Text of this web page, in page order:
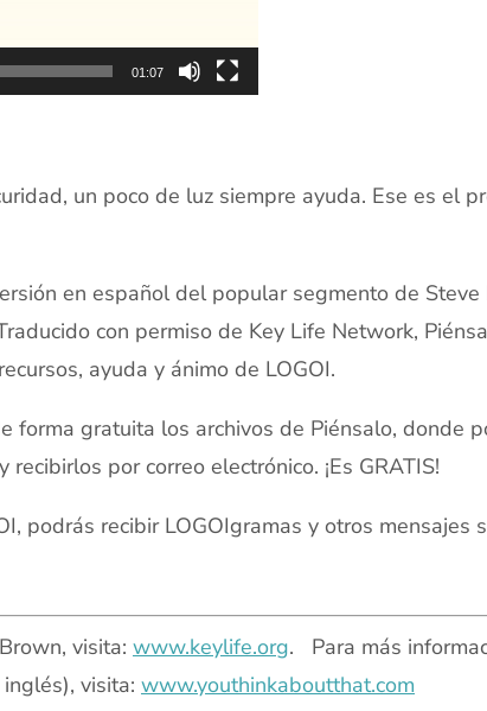
01:07
un poco de luz siempre ayuda. Ese es el
en español del popular segmento de Steve
con permiso de Key Life Network,
ayuda y ánimo de LOGOI.
forma gratuita los archivos de Piénsalo, donde
por correo electrónico. ¡Es GRATIS!
podrás recibir LOGOIgramas y otros mensajes
visita: www.keylife.org. Para más
visita: www.youthinkaboutthat.com